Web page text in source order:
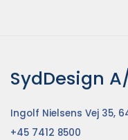
SydDesign
Ingolf Nielsens Vej 35,
+45 7412 8500